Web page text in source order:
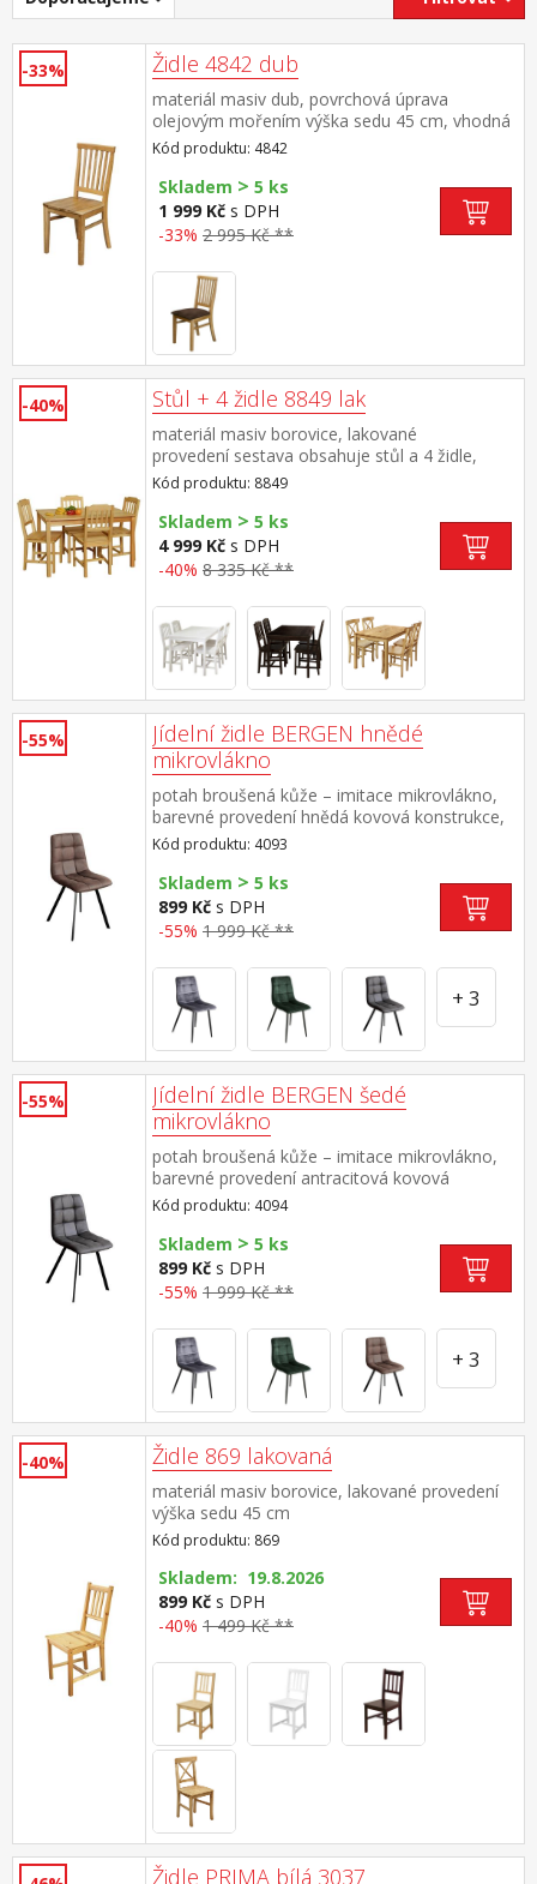
-33% Židle 4842 dub
materiál masiv dub, povrchová úprava
olejovým mořením výška sedu 45 cm, vhodná
k jídelnímu stolu 4840
Kód produktu: 4842
Skladem > 5 ks
1 999 Kč s DPH
-33% 2 995 Kč **
-40% Stůl + 4 židle 8849 lak
materiál masiv borovice, lakované
provedení sestava obsahuje stůl a 4 židle,
výška sedu židle 45 cm rozměr stolu
(š/h/v) 118 × 75 × 73 cm rozměr židle
(š/h/v) 41 × 42 × 86 cm
Kód produktu: 8849
Skladem > 5 ks
4 999 Kč s DPH
-40% 8 335 Kč **
-55%
Jídelní židle BERGEN hnědé
mikrovlákno
potah broušená kůže – imitace mikrovlákno,
barevné provedení hnědá kovová konstrukce,
barevné provedení černá výška sedu 51 cm
Kód produktu: 4093
Skladem > 5 ks
899 Kč s DPH
-55% 1 999 Kč **
+ 3
-55%
Jídelní židle BERGEN šedé
mikrovlákno
potah broušená kůže – imitace mikrovlákno,
barevné provedení antracitová kovová
konstrukce, barevné provedení černá výška
sedu 51 cm
Kód produktu: 4094
Skladem > 5 ks
899 Kč s DPH
-55% 1 999 Kč **
+ 3
-40% Židle 869 lakovaná
materiál masiv borovice, lakované provedení
výška sedu 45 cm
Kód produktu: 869
Skladem: 19.8.2026
899 Kč s DPH
-40% 1 499 Kč **
Židle PRIMA bílá 3037